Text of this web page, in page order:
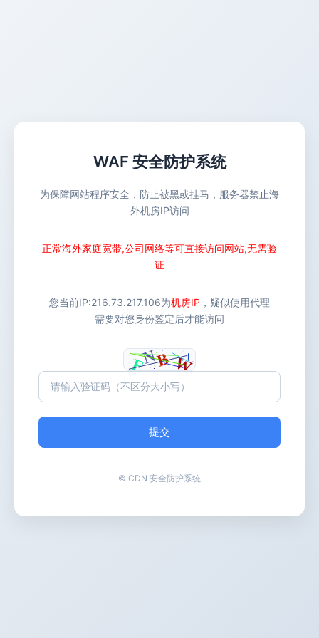
WAF 安全防护系统
为保障网站程序安全，防止被黑或挂马，服务器禁止海
外机房IP访问
正常海外家庭宽带,公司网络等可直接访问网站,无需验
证
您当前IP:216.73.217.106为机房IP ，疑似使用代理
需要对您身份鉴定后才能访问
提交
© CDN 安全防护系统